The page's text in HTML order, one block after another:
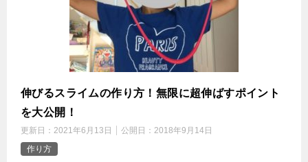
伸びるスライムの作り方！無限に超伸ばすポイント
を大公開！
更新日： 2021年6月13日 公開日： 2018年9月14日
作り方